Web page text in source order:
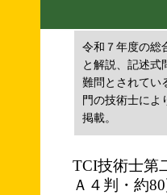
令和７年度の総
と解説、記述式
難問とされてい
門の技術士によ
掲載。
TCI技術士第
Ａ４判・約